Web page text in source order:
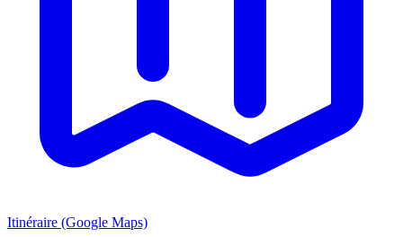
Itinéraire (Google Maps)